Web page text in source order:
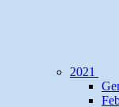
2021